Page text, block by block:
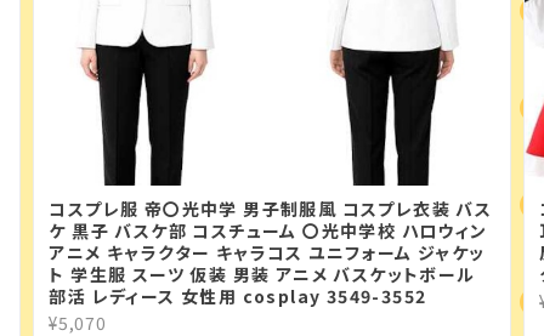
コスプレ服 帝〇光中学 男子制服風 コスプレ衣装 バス
ケ 黒子 バスケ部 コスチューム 〇光中学校 ハロウィン
アニメ キャラクター キャラコス ユニフォーム ジャケッ
ト 学生服 スーツ 仮装 男装 アニメ バスケットボール
部活 レディース 女性用 cosplay 3549-3552
¥5,070